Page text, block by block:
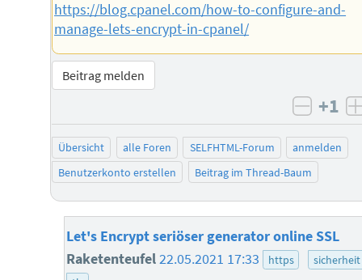
https://blog.cpanel.com/how-to-configure-and-
manage-lets-encrypt-in-cpanel/
Beitrag melden
+1
Übersicht alle Foren SELFHTML-Forum
anmelden
Benutzerkonto erstellen
Beitrag im Thread-Baum
Let's Encrypt seriöser generator online SSL
Raketenteufel22.05.2021 17:33 https
sicherheit